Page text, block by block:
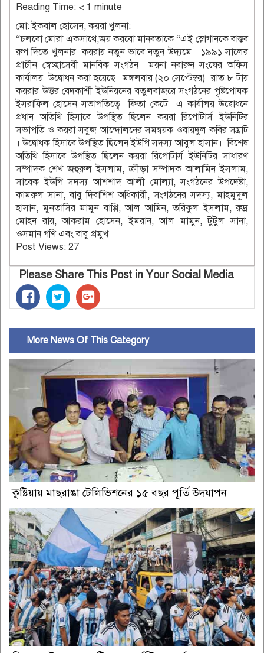
Reading Time: < 1 minute
মো: ইকবাল হোসেন, কয়রা খুলনা:
“চলবো মোরা একসাথে,জয় করবো মানবতাকে “এই স্লোগানকে বাস্তব
রুপ দিতে খুলনার কয়রায় নতুন ভাবে নতুন উদ্যমে ১৯৯১ সালের
প্রাচীন স্বেচ্ছাসেবী মানবিক সংগঠন ময়না নবারুন সংঘের অফিস
কার্যালয় উদ্বোধন করা হয়েছে। মঙ্গলবার (২০ সেপ্টেম্বর) রাত ৮ টায়
কয়রার উত্তর বেদকাশী ইউনিয়নের বতুলবাজরে সংগঠনের পৃষ্টপোষক
ইসরাফিল হোসেন সভাপতিত্বে ফিতা কেটে এ কার্যালয় উদ্বোধনে
প্রধান অতিথি হিসাবে উপস্থিত ছিলেন কয়রা রিপোটার্স ইউনিটির
সভাপতি ও কয়রা সবুজ আন্দোলনের সমন্বয়ক ওবায়দুল কবির সম্রাট
। উদ্বোধক হিসাবে উপস্থিত ছিলেন ইউপি সদস্য আবুল হাসান। বিশেষ
অতিথি হিসাবে উপস্থিত ছিলেন কয়রা রিপোটার্স ইউনিটির সাধারণ
সম্পাদক শেখ জহুরুল ইসলাম, ক্রীড়া সম্পাদক আলামিন ইসলাম,
সাবেক ইউপি সদস্য আশশাদ আলী মোল্যা, সংগঠনের উপদেষ্টা,
কামরুল সানা, বাবু দিবাশিশ অধিকারী, সংগঠনের সদস্য, মাহমুদুল
হাসান, মুনতাসির মামুন বাপ্পি, আল আমিন, তরিকুল ইসলাম, রুদ্র
মোহন রায়, আকরাম হোসেন, ইমরান, আল মামুন, টুটুল সানা,
ওসমান গণি এবং বাবু প্রমুখ।
Post Views: 27
Please Share This Post in Your Social Media
More News Of This Category
কুষ্টিয়ায় মাছরাঙা টেলিভিশনের ১৫ বছর পূর্তি উদযাপন